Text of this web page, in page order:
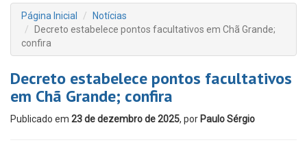
Página Inicial
Notícias
Decreto estabelece pontos facultativos em Chã Grande;
confira
Decreto estabelece pontos facultativos
em Chã Grande; confira
Publicado em 23 de dezembro de 2025, por Paulo Sérgio